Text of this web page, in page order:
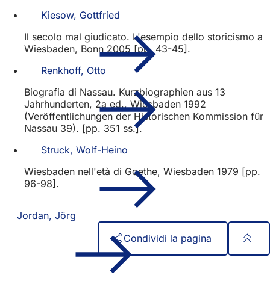
Kiesow, Gottfried
Il secolo mal giudicato. L'esempio dello storicismo a
Wiesbaden, Bonn 2005 [pp. 43-45].
Renkhoff, Otto
Biografia di Nassau. Kurzbiographien aus 13
Jahrhunderten, 2a ed., Wiesbaden 1992
(Veröffentlichungen der Historischen Kommission für
Nassau 39). [pp. 351 ss.].
Struck, Wolf-Heino
Wiesbaden nell'età di Goethe, Wiesbaden 1979 [pp.
96-98].
Jordan, Jörg
Condividi la pagina